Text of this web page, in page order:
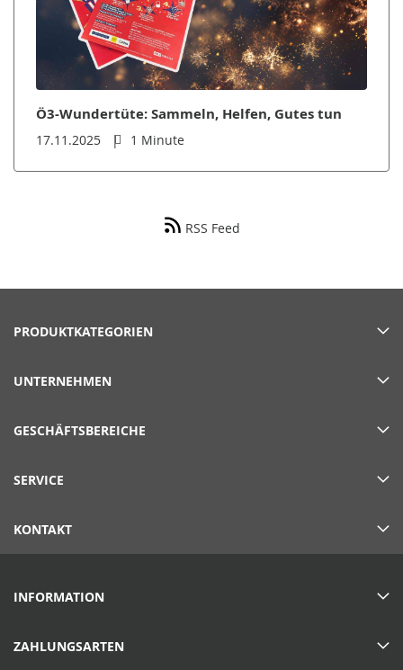
Ö3-Wundertüte: Sammeln, Helfen, Gutes tun
17.11.2025 1 Minute
RSS Feed
PRODUKTKATEGORIEN
UNTERNEHMEN
GESCHÄFTSBEREICHE
SERVICE
KONTAKT
INFORMATION
ZAHLUNGSARTEN